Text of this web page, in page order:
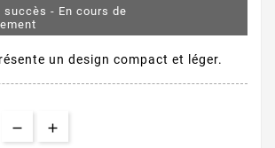
- En cours de
un design compact et léger.